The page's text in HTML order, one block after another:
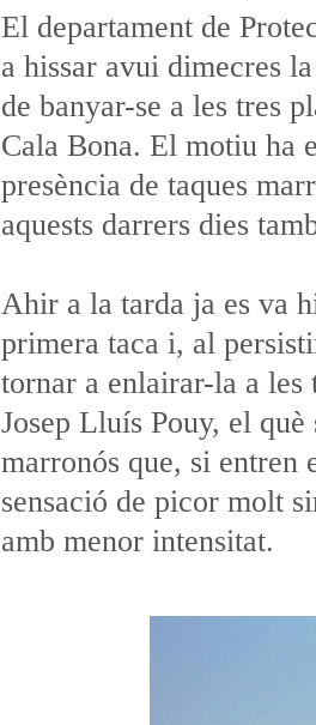
El departament de
a hissar avui dimecres
de banyar-se a les tres
Cala Bona. El motiu ha
presència de taques
aquests darrers dies
Ahir a la tarda ja es va
primera taca i, al
tornar a enlairar-la a les
Josep Lluís Pouy, el què
marronós que, si entren
sensació de picor molt
amb menor intensitat.